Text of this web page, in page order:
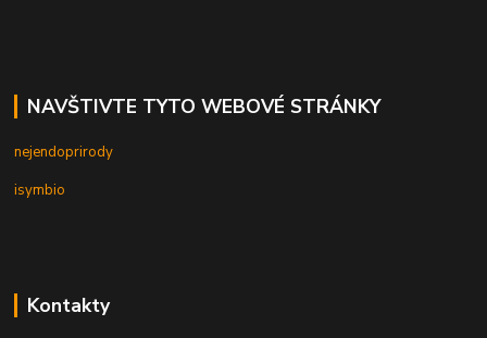
NAVŠTIVTE TYTO WEBOVÉ STRÁNKY
nejendoprirody
isymbio
Kontakty